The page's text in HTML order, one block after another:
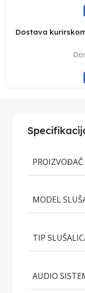
Dostava
PROIZVOĐAČ
MODEL
TIP
AUDIO